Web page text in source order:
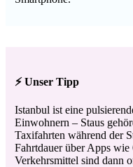
⚡ Unser Tipp
Istanbul ist eine
Einwohnern – Staus
Taxifahrten während der
Fahrtdauer über Apps
Verkehrsmittel sind dann